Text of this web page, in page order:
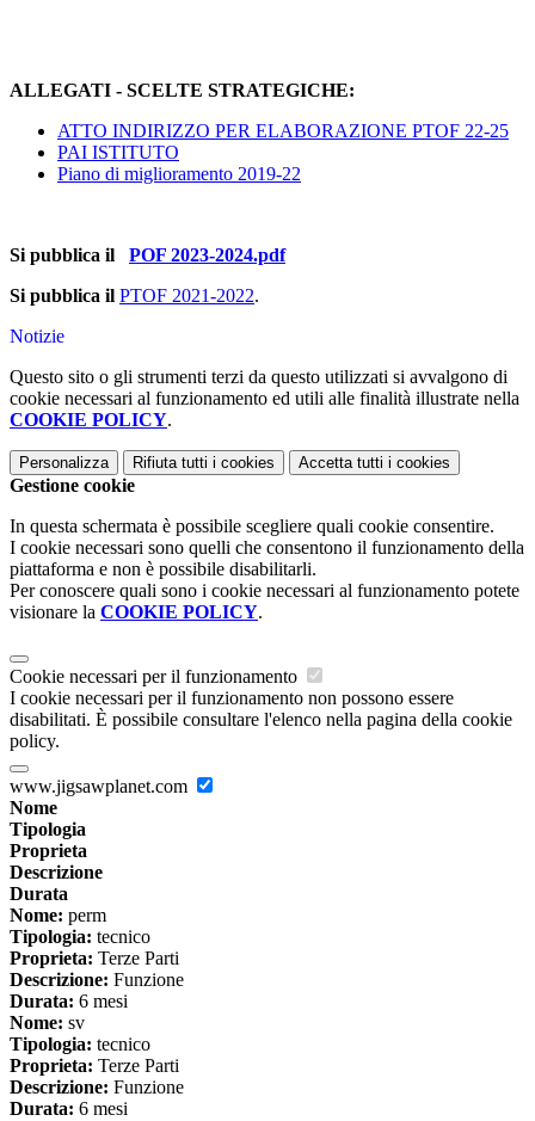
ALLEGATI - SCELTE STRATEGICHE:
ATTO INDIRIZZO PER ELABORAZIONE PTOF 22-25
PAI ISTITUTO
Piano di miglioramento 2019-22
Si pubblica il POF 2023-2024.pdf
Si pubblica il PTOF 2021-2022.
Notizie
Questo sito o gli strumenti terzi da questo utilizzati si avvalgono di
cookie necessari al funzionamento ed utili alle finalità illustrate nella
COOKIE POLICY.
Personalizza Rifiuta tutti i cookies Accetta tutti i cookies
Gestione cookie
In questa schermata è possibile scegliere quali cookie consentire.
I cookie necessari sono quelli che consentono il funzionamento della
piattaforma e non è possibile disabilitarli.
Per conoscere quali sono i cookie necessari al funzionamento potete
visionare la COOKIE POLICY.
Cookie necessari per il funzionamento
I cookie necessari per il funzionamento non possono essere
disabilitati. È possibile consultare l'elenco nella pagina della cookie
policy.
www.jigsawplanet.com
Nome
Tipologia
Proprieta
Descrizione
Durata
Nome: perm
Tipologia: tecnico
Proprieta: Terze Parti
Descrizione: Funzione
Durata: 6 mesi
Nome: sv
Tipologia: tecnico
Proprieta: Terze Parti
Descrizione: Funzione
Durata: 6 mesi